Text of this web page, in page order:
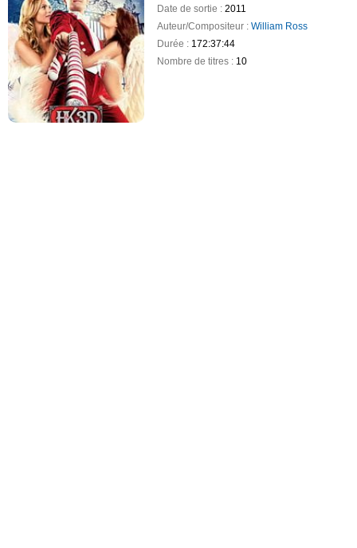
Date de sortie :2011
Auteur/Compositeur :William Ross
Durée : 172:37:44
Nombre de titres : 10